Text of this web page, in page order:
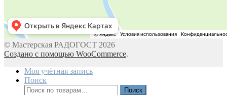
© Мастерская РАДОГОСТ 2026
Создано с помощью WooCommerce.
Моя учётная запись
Поиск
Искать:
Поиск